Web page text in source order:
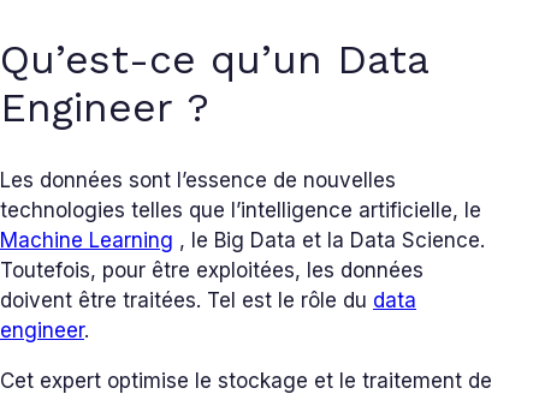
Qu’est-ce qu’un Data
Engineer ?
Les données sont l’essence de nouvelles
technologies telles que l’intelligence artificielle, le
Machine Learning , le Big Data et la Data Science.
Toutefois, pour être exploitées, les données
doivent être traitées. Tel est le rôle du data
engineer.
Cet expert optimise le stockage et le traitement de